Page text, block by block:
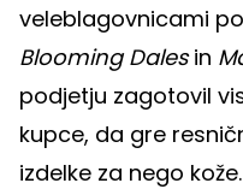
veleblagovnicami
Blooming Dalesin
podjetju zagotovil
kupce, da gre
izdelke za nego